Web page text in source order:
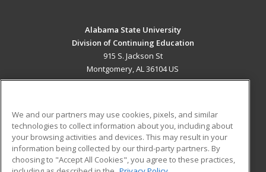
Alabama State University
Division of Continuing Education
915 S. Jackson St
Montgomery, AL 36104 US
ADDITIONAL RESOURCES
Military
Financial Assistance
Student Blog
We and our partners may use cookies, pixels, and similar
technologies to collect information about you, including about
your browsing activities and devices. This may result in your
information being collected by our third-party partners. By
choosing to "Accept All Cookies", you agree to these practices,